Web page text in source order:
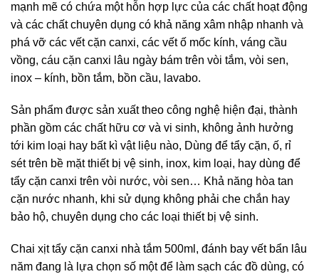
mạnh mẽ có chứa một hỗn hợp lực của các chất hoạt động
và các chất chuyên dụng có khả năng xâm nhập nhanh và
phá vỡ các vết cặn canxi, các vết ố mốc kính, váng cầu
vồng, cáu cặn canxi lâu ngày bám trên vòi tắm, vòi sen,
inox – kính, bồn tắm, bồn cầu, lavabo.
Sản phẩm được sản xuất theo công nghệ hiện đại, thành
phần gồm các chất hữu cơ và vi sinh, không ảnh hưởng
tới kim loại hay bất kì vật liệu nào, Dùng để tẩy cặn, ố, rỉ
sét trên bề mặt thiết bị vệ sinh, inox, kim loại, hay dùng để
tẩy cặn canxi trên vòi nước, vòi sen… Khả năng hòa tan
cặn nước nhanh, khi sử dụng không phải che chắn hay
bảo hộ, chuyên dụng cho các loại thiết bị vệ sinh.
Chai xịt tẩy cặn canxi nhà tắm 500ml, đánh bay vết bẩn lâu
năm đang là lựa chọn số một để làm sạch các đồ dùng, có